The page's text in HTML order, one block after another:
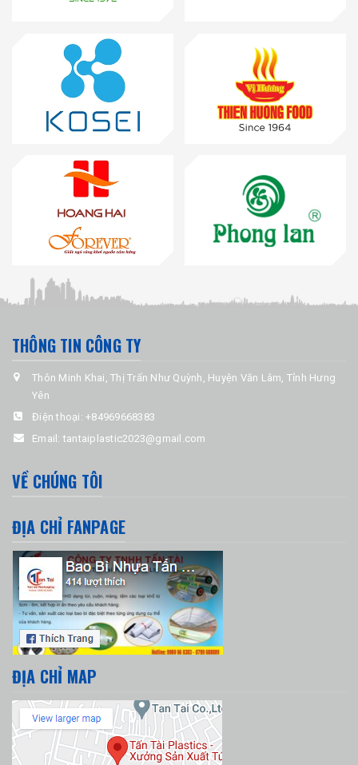
THÔNG TIN CÔNG TY
Thôn Minh Khai, Thị Trấn Như Quỳnh, Huyện Văn Lâm, Tỉnh Hưng
Yên
Điện thoại: +84969668383
Email:tantaiplastic2023@gmail.com
VỀ CHÚNG TÔI
ĐỊA CHỈ FANPAGE
ĐỊA CHỈ MAP